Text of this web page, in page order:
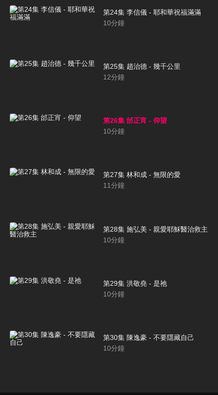
第24集 李信儀 - 耶和華祝福滿滿
10分鐘
第25集 趙治德 - 幾千公里
12分鐘
第26集 邰正宵 - 仰望
10分鐘
第27集 林和成 - 無限的愛
11分鐘
第28集 施弘美 - 親愛耶穌醫治救主
10分鐘
第29集 洪敬堯 - 是祂
10分鐘
第30集 陳逸豪 - 不要隱藏自己
10分鐘